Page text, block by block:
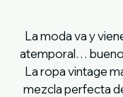
La moda va y
atemporal…
La ropa vintage
mezcla perfecta